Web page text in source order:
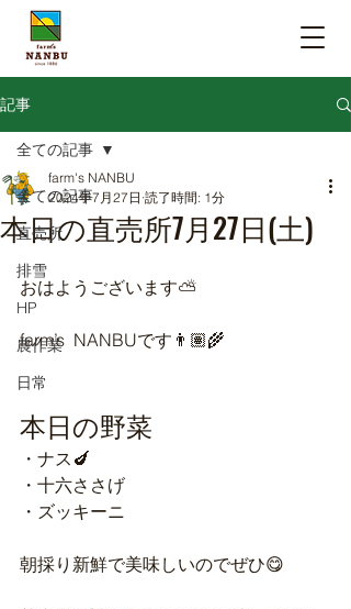
記事
全ての記事
直売所
排雪
HP
農作業
日常
全ての記事
本日の直売所7月27日(土)
farm's NANBU
2024年7月27日 読了時間: 1分
おはようございます⛅️
farm’s  NANBUです👨🏽‍🌾
本日の野菜
・ナス🍆
・十六ささげ
・ズッキーニ
朝採り新鮮で美味しいのでぜひ😋